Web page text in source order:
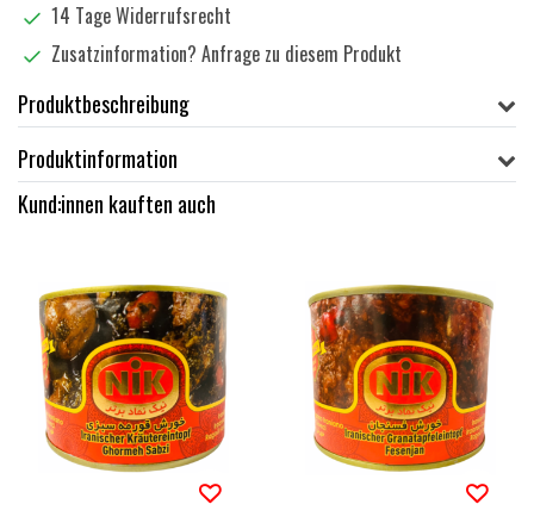
14 Tage Widerrufsrecht
Zusatzinformation? Anfrage zu diesem Produkt
Produktbeschreibung
Produktinformation
Kund:innen kauften auch